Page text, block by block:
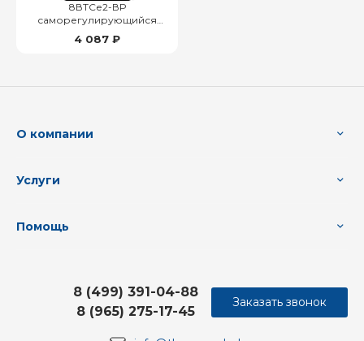
8ВТСе2-ВР
саморегулирующийся
нагревательный кабель
4 087 ₽
О компании
Услуги
Помощь
8 (499) 391-04-88
8 (965) 275-17-45
Заказать звонок